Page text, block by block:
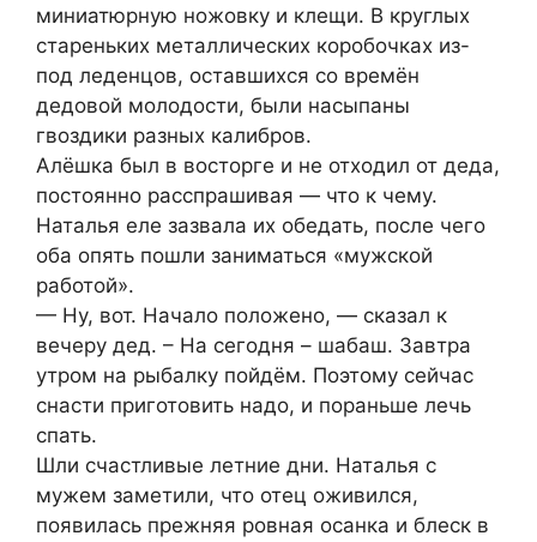
миниатюрную ножовку и клещи. В круглых
стареньких металлических коробочках из-
под леденцов, оставшихся со времён
дедовой молодости, были насыпаны
гвоздики разных калибров.
Алёшка был в восторге и не отходил от деда,
постоянно расспрашивая — что к чему.
Наталья еле зазвала их обедать, после чего
оба опять пошли заниматься «мужской
работой».
— Ну, вот. Начало положено, — сказал к
вечеру дед. – На сегодня – шабаш. Завтра
утром на рыбалку пойдём. Поэтому сейчас
снасти приготовить надо, и пораньше лечь
спать.
Шли счастливые летние дни. Наталья с
мужем заметили, что отец оживился,
появилась прежняя ровная осанка и блеск в